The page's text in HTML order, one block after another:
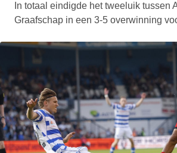
In totaal eindigde het tweeluik tussen
Graafschap in een 3-5 overwinning